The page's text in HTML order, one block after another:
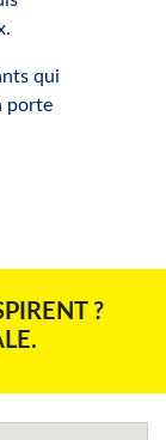
qui
porte
?